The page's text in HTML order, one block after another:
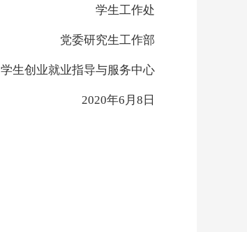
学生工作处
党委研究生工作部
学生创业就业指导与服务中心
2020年6 月 8 日